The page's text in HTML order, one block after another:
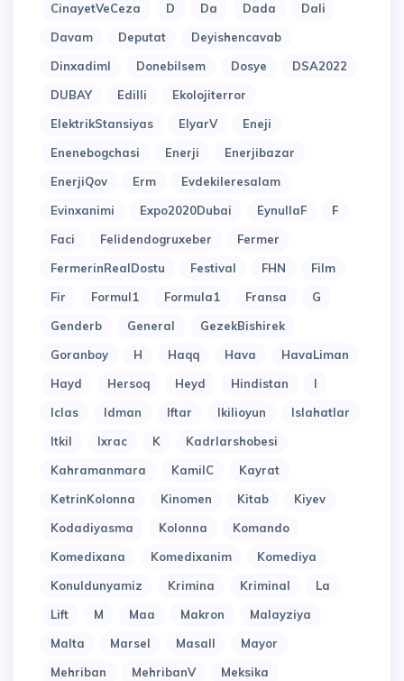
CinayetVeCeza
D Da Dada
Dali
Davam
Deputat
Deyishencavab
Dinxadiml
Donebilsem Dosye
DSA2022
DUBAY
Edilli
Ekolojiterror
ElektrikStansiyas
ElyarV
Eneji
Enenebogchasi
Enerji
Enerjibazar
EnerjiQov
Erm
Evdekileresalam
Evinxanimi
Expo2020Dubai EynullaF
F
Faci
Felidendogruxeber
Fermer
FermerinRealDostu
Festival FHN
Film
Fir
Formul1 Formula1 Fransa
G
Genderb
General
GezekBishirek
Goranboy
H Haqq Hava
HavaLiman
Hayd
Hersoq Heyd Hindistan
I
Iclas
Idman Iftar Ikilioyun
Islahatlar
Itkil
Ixrac K
Kadrlarshobesi
Kahramanmara
KamilC
Kayrat
KetrinKolonna
Kinomen Kitab
Kiyev
Kodadiyasma
Kolonna
Komando
Komedixana
Komedixanim
Komediya
Konuldunyamiz
Krimina Kriminal
La
Lift
M Maa Makron
Malayziya
Malta
Marsel Masall
Mayor
Mehriban
MehribanV
Meksika